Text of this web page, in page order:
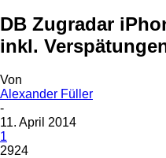
DB Zugradar
inkl.
Von
Alexander Füller
-
11. April 2014
1
2924